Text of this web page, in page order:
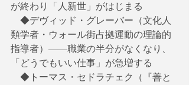
が終わり「人新世」がはじまる
◆デヴィッド・グレーバー（文化人
類学者・ウォール街占拠運動の理論的
指導者）――職業の半分がなくなり、
「どうでもいい仕事」が急増する
◆トーマス・セドラチェク（『善と